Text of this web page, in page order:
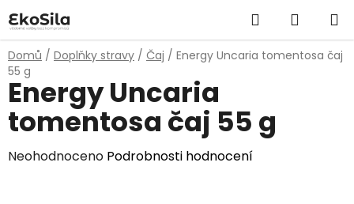
na
obsah
Hledat
KOŠÍK
Domů / Doplňky stravy / Čaj / Energy Uncaria tomentosa čaj
55 g
Energy Uncaria
tomentosa čaj 55 g
Průměrné
Neohodnoceno Podrobnosti hodnocení